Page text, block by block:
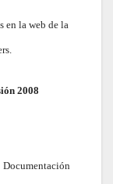
en la web de la
2008